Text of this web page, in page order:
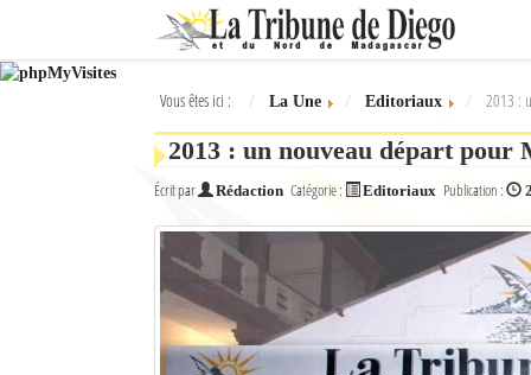
Ok
L'actualité à Diego Suarez
Vous êtes ici : La Une Editoriaux 2013 :
2013 : un nouveau départ pour
Écrit par Rédaction Catégorie : Editoriaux Publication :